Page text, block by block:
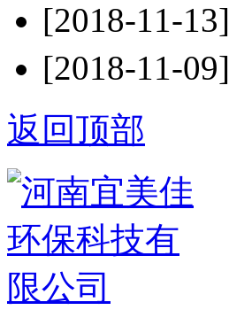
[2018-11-13]
[2018-11-09]
返回顶部